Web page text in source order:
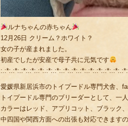
ルナちゃんの赤ちゃん
12月26日 クリーム？ホワイト？
女の子が産まれました。
初産でしたが安産で母子共に元気です
愛媛県新居浜市のトイプードル専門犬舎、
トイプードル専門のブリーダーとして、
カラーはレッド、アプリコット、ブラック
中四国や関西方面への出張も対応できます